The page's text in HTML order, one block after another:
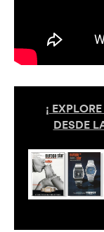
¡
DESDE